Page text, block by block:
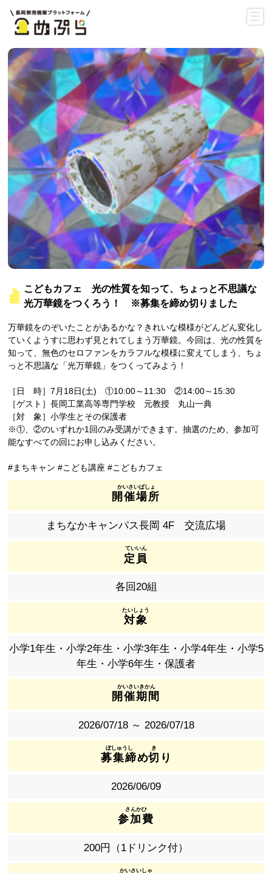
こどもカフェ 光の性質を知って、ちょっと不思議な
光万華鏡をつくろう！ ※募集を締め切りました
万華鏡をのぞいたことがあるかな？きれいな模様がどんどん変化し
ていくようすに思わず見とれてしまう万華鏡。今回は、光の性質を
知って、無色のセロファンをカラフルな模様に変えてしまう、ちょ
っと不思議な「光万華鏡」をつくってみよう！
［日 時］7月18日(土) ①10:00～11:30 ②14:00～15:30
［ゲスト］長岡工業高等専門学校 元教授 丸山一典
［対 象］小学生とその保護者
※①、②のいずれか1回のみ受講ができます。抽選のため、参加可
能なすべての回にお申し込みください。
#まちキャン #こども講座 #こどもカフェ
開催場所
まちなかキャンパス長岡 4F 交流広場
定員
各回20組
対象
小学1年生・小学2年生・小学3年生・小学4年生・小学5
年生・小学6年生・保護者
開催期間
2026/07/18 ～ 2026/07/18
募集締め切 り
2026/06/09
参加費
200円（1ドリンク付）